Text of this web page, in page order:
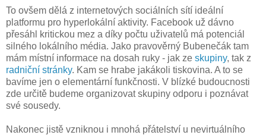
To ovšem dělá z internetových sociálních sítí ideální
platformu pro hyperlokální aktivity. Facebook už dávno
přesáhl kritickou mez a díky počtu uživatelů má potenciál
silného lokálního média. Jako pravověrný Bubenečák tam
mám místní informace na dosah ruky - jak ze skupiny, tak z
radniční stránky. Kam se hrabe jakákoli tiskovina. A to se
bavíme jen o elementární funkčnosti. V blízké budoucnosti
zde určitě budeme organizovat skupiny odporu i poznávat
své sousedy.
Nakonec jistě vzniknou i mnohá přátelství u nevirtuálního